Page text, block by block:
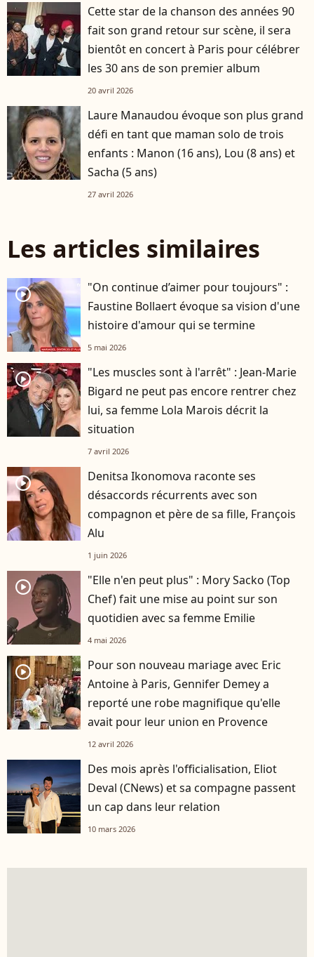
Cette star de la chanson des années 90
fait son grand retour sur scène, il sera
bientôt en concert à Paris pour célébrer
les 30 ans de son premier album
20 avril 2026
Laure Manaudou évoque son plus grand
défi en tant que maman solo de trois
enfants : Manon (16 ans), Lou (8 ans) et
Sacha (5 ans)
27 avril 2026
Les articles similaires
player2
"On continue d’aimer pour toujours" :
Faustine Bollaert évoque sa vision d'une
histoire d'amour qui se termine
5 mai 2026
player2
"Les muscles sont à l'arrêt" : Jean-Marie
Bigard ne peut pas encore rentrer chez
lui, sa femme Lola Marois décrit la
situation
7 avril 2026
player2
Denitsa Ikonomova raconte ses
désaccords récurrents avec son
compagnon et père de sa fille, François
Alu
1 juin 2026
player2
"Elle n'en peut plus" : Mory Sacko (Top
Chef) fait une mise au point sur son
quotidien avec sa femme Emilie
4 mai 2026
player2
Pour son nouveau mariage avec Eric
Antoine à Paris, Gennifer Demey a
reporté une robe magnifique qu'elle
avait pour leur union en Provence
12 avril 2026
Des mois après l'officialisation, Eliot
Deval (CNews) et sa compagne passent
un cap dans leur relation
10 mars 2026